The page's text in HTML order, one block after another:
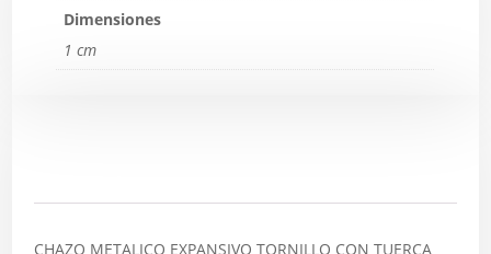
Dimensiones
1 cm
CHAZO METALICO EXPANSIVO TORNILLO CON TUERCA